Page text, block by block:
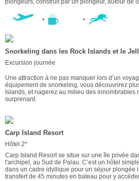
plongeurs, construit par un plongeur, autour de
Snorkeling dans les Rock Islands et le
Excursion journée
Une attraction à ne pas manquer lors d’un
équipement de snorkeling, vous découvrirez
Islands, et nagerez au milieu des innombrables
surprenant.
Carp Island Resort
Hôtel 2*
Carp Island Resort se situe sur une île privée
l'archipel, au Sud de Palau. C’est un hôtel
dans un cadre idyllique pour un séjour plongée
transfert de 45 minutes en bateau pour y